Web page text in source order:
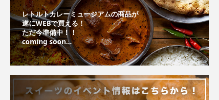
レトルトカレーミュージアムの商品が
遂にWEBで買える！
ただ今準備中！！
coming soon...